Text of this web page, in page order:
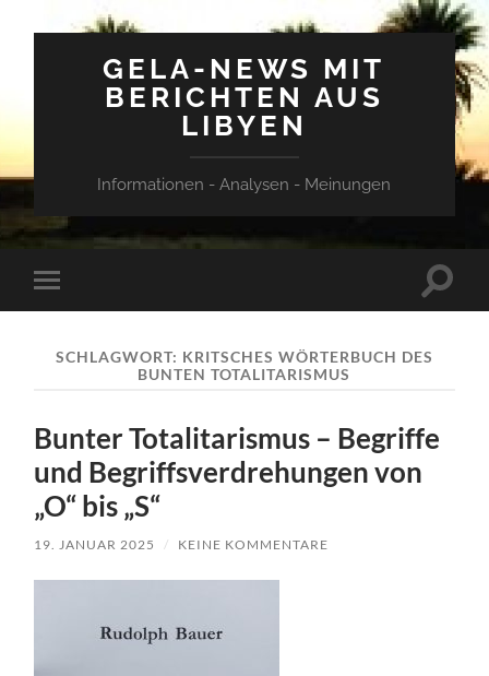
GELA-NEWS MIT
BERICHTEN AUS
LIBYEN
Informationen - Analysen - Meinungen
Mobile-
Menü
SCHLAGWORT: KRITSCHES WÖRTERBUCH DES
BUNTEN TOTALITARISMUS
Bunter Totalitarismus – Begriffe
und Begriffsverdrehungen von
„O“ bis „S“
19. JANUAR 2025 / KEINE KOMMENTARE